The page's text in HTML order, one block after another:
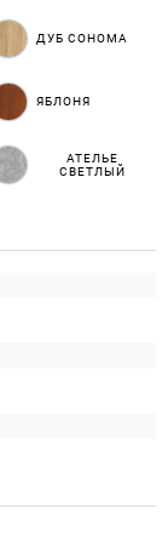
ДУБ СОНОМА
ЯБЛОНЯ
АТЕЛЬЕ
СВЕТЛЫЙ